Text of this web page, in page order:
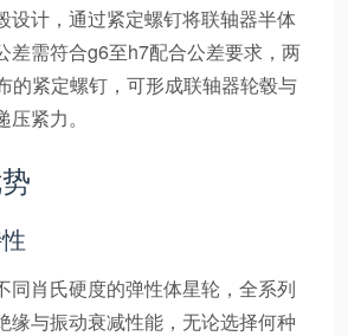
设计，通过紧定螺钉将联轴器半体
差需符合g6至h7配合公差要求，两
的紧定螺钉，可形成联轴器轮毂与
紧力。
同肖氏硬度的弹性体星轮，全系列
缘与振动衰减性能，无论选择何种